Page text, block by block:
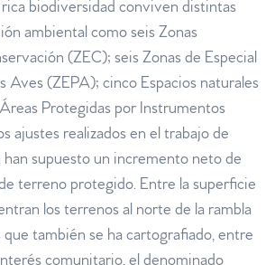
rica biodiversidad conviven distintas
ambiental como seis Zonas
(ZEC); seis Zonas de Especial
Aves (ZEPA); cinco Espacios naturales
Protegidas por Instrumentos
ajustes realizados en el trabajo de
han supuesto un incremento neto de
terreno protegido. Entre la superficie
los terrenos al norte de la rambla
que también se ha cartografiado, entre